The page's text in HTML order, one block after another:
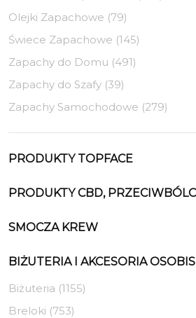
Olejki Zapachowe (79)
Świece Zapachowe (145)
Zapachy do Domu (491)
Zapachy do Szafy (39)
Zapachy Samochodowe (279)
PRODUKTY TOPFACE
PRODUKTY CBD,
SMOCZA KREW
BIŻUTERIA I AKCESORIA
Biżuteria (1155)
Breloki (753)